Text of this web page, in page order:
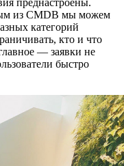
преднастроены.
из CMDB мы можем
категорий
кто и что
— заявки не
быстро